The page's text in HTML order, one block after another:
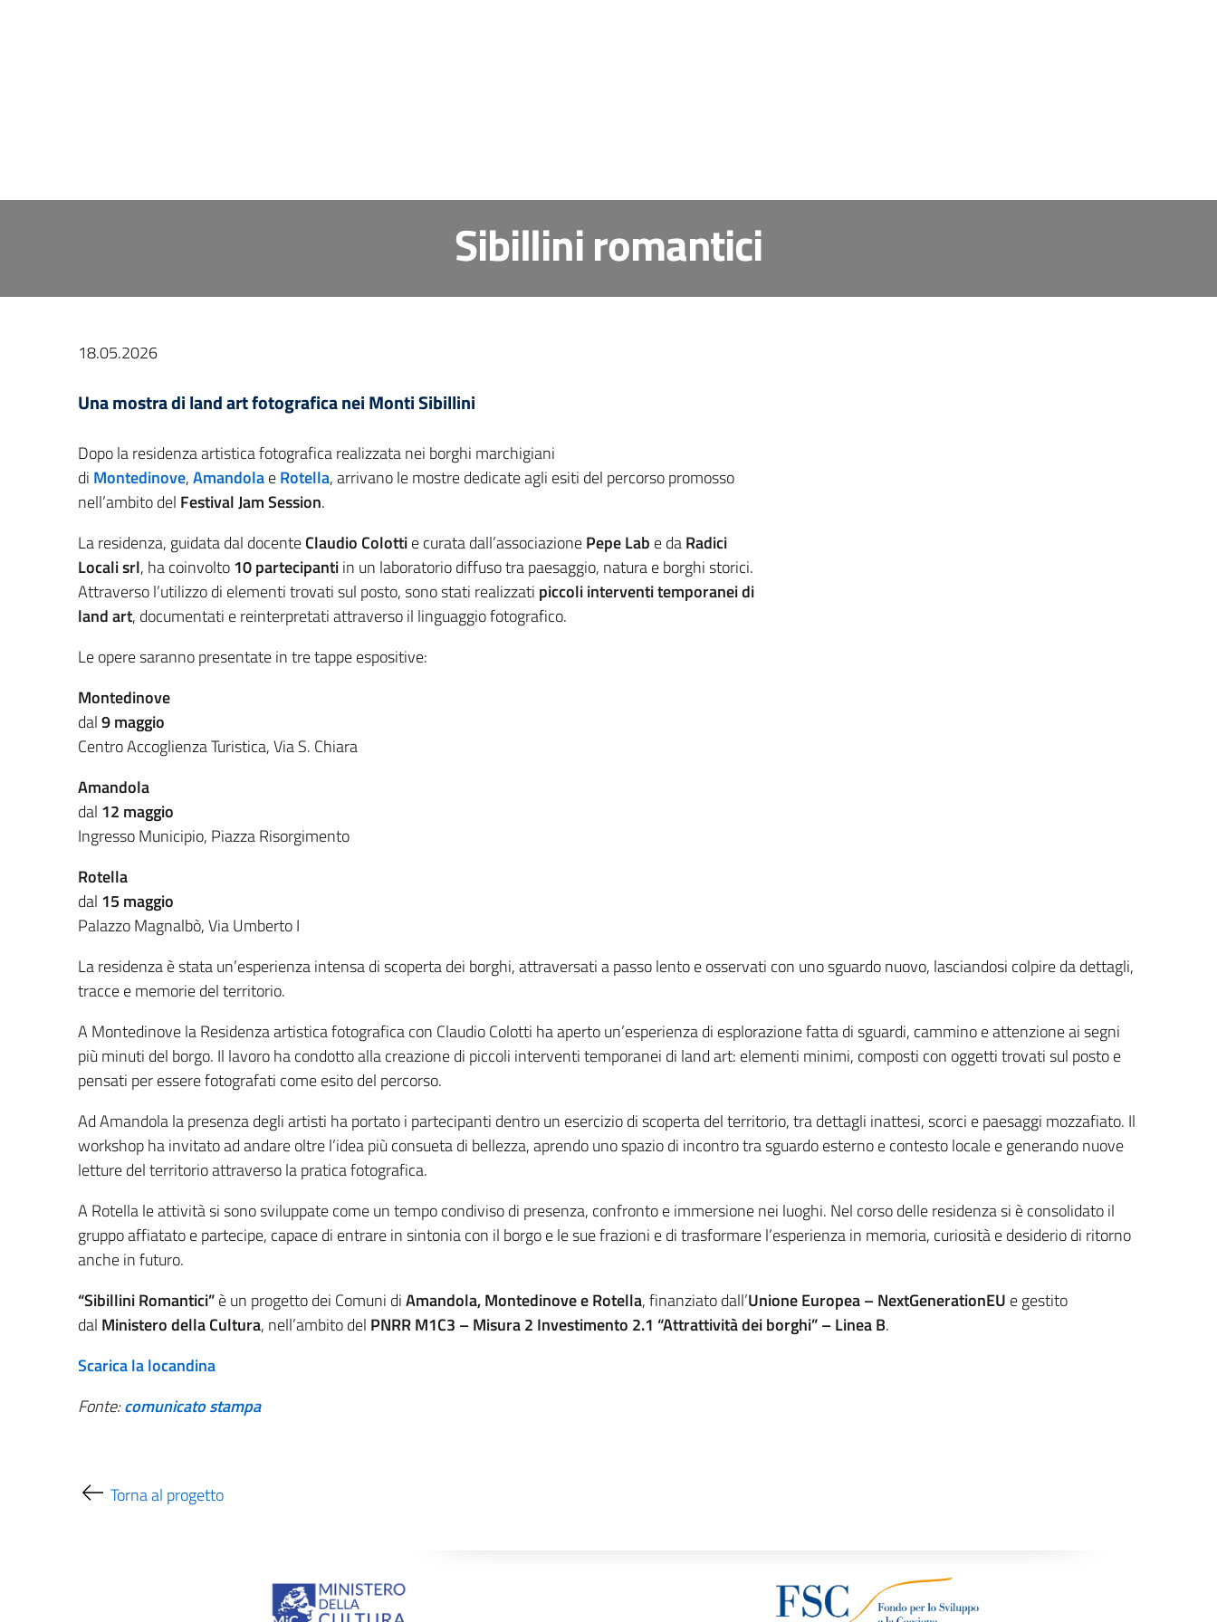
Sibillini romantici
18.05.2026
Una mostra di land art fotografica nei Monti Sibillini
Dopo la residenza artistica fotografica realizzata nei borghi marchigiani
di Montedinove,AmandolaeRotella, arrivano le mostre dedicate agli esiti del percorso promosso
nell’ambito del Festival Jam Session.
La residenza, guidata dal docenteClaudio Colottie curata dall’associazionePepe Lab e daRadici
Locali srl, ha coinvolto10 partecipantiin un laboratorio diffuso tra paesaggio, natura e borghi storici.
Attraverso l’utilizzo di elementi trovati sul posto, sono stati realizzati piccoli interventi temporanei di
land art, documentati e reinterpretati attraverso il linguaggio fotografico.
Le opere saranno presentate in tre tappe espositive:
Montedinove
dal9 maggio
Centro Accoglienza Turistica, Via S. Chiara
Amandola
dal 12 maggio
Ingresso Municipio, Piazza Risorgimento
Rotella
dal 15 maggio
Palazzo Magnalbò, Via Umberto I
La residenza è stata un’esperienza intensa di scoperta dei borghi, attraversati a passo lento e osservati con uno sguardo nuovo, lasciandosi colpire da dettagli,
tracce e memorie del territorio.
A Montedinove la Residenza artistica fotografica con Claudio Colotti ha aperto un’esperienza di esplorazione fatta di sguardi, cammino e attenzione ai segni
più minuti del borgo. Il lavoro ha condotto alla creazione di piccoli interventi temporanei di land art: elementi minimi, composti con oggetti trovati sul posto e
pensati per essere fotografati come esito del percorso.
Ad Amandola la presenza degli artisti ha portato i partecipanti dentro un esercizio di scoperta del territorio, tra dettagli inattesi, scorci e paesaggi mozzafiato. Il
workshop ha invitato ad andare oltre l’idea più consueta di bellezza, aprendo uno spazio di incontro tra sguardo esterno e contesto locale e generando nuove
letture del territorio attraverso la pratica fotografica.
A Rotella le attività si sono sviluppate come un tempo condiviso di presenza, confronto e immersione nei luoghi. Nel corso delle residenza si è consolidato il
gruppo affiatato e partecipe, capace di entrare in sintonia con il borgo e le sue frazioni e di trasformare l’esperienza in memoria, curiosità e desiderio di ritorno
anche in futuro.
“Sibillini Romantici”è un progetto dei Comuni diAmandola, Montedinove e Rotella, finanziato dall’Unione Europea – NextGenerationEU e gestito
dal Ministero della Cultura, nell’ambito del PNRR M1C3 – Misura 2 Investimento 2.1 “Attrattività dei borghi” – Linea B.
Scarica la locandina
Fonte:comunicato stampa
Torna al progetto